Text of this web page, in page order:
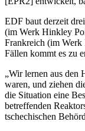
EDF baut derzeit
(im Werk Hinkley
Frankreich (im
Fällen kommt es zu
„Wir lernen aus den
waren, und ziehen
die Situation eine
betreffenden
tschechischen